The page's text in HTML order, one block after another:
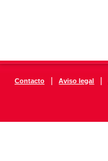
Contacto | Aviso legal |